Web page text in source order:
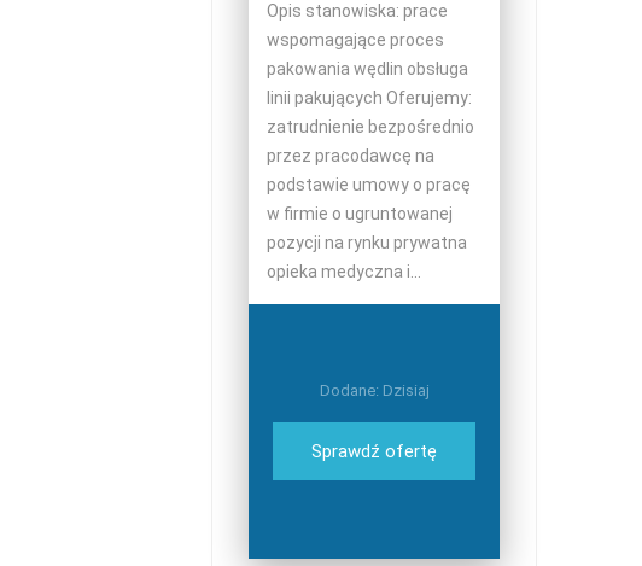
Opis stanowiska: prace
wspomagające proces
pakowania wędlin obsługa
linii pakujących Oferujemy:
zatrudnienie bezpośrednio
przez pracodawcę na
podstawie umowy o pracę
w firmie o ugruntowanej
pozycji na rynku prywatna
opieka medyczna i...
Dodane: Dzisiaj
Sprawdź ofertę